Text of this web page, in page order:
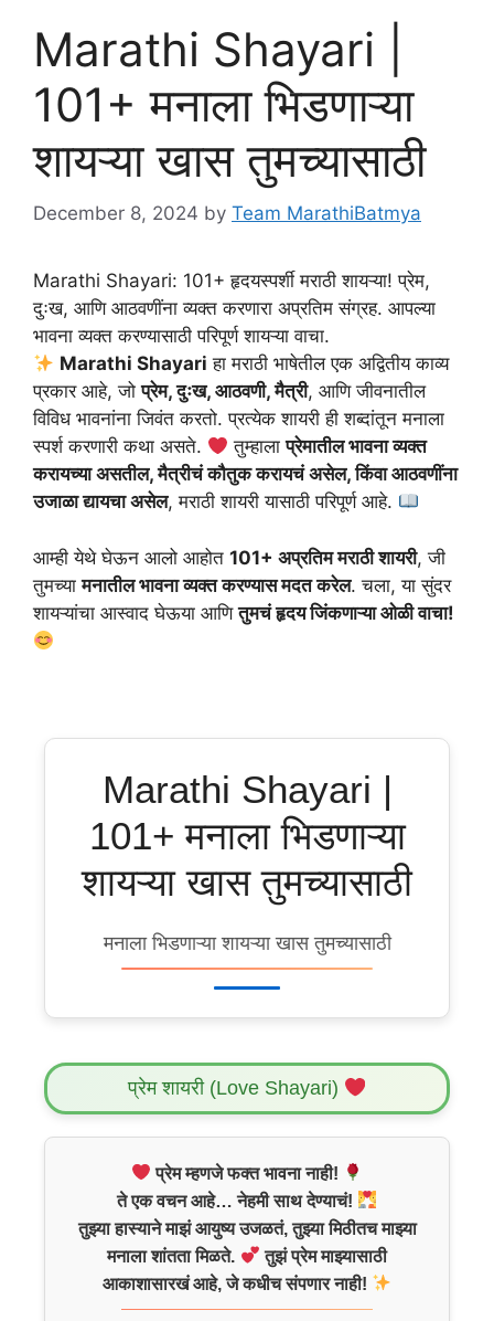
Marathi Shayari |
101+ मनाला भिडणाऱ्या
शायऱ्या खास तुमच्यासाठी
December 8, 2024 by Team MarathiBatmya
Marathi Shayari: 101+ हृदयस्पर्शी मराठी शायऱ्या! प्रेम,
दुःख, आणि आठवणींना व्यक्त करणारा अप्रतिम संग्रह. आपल्या
भावना व्यक्त करण्यासाठी परिपूर्ण शायऱ्या वाचा.
Marathi Shayari हा मराठी भाषेतील एक अद्वितीय काव्य
प्रकार आहे, जोप्रेम, दुःख, आठवणी, मैत्री, आणि जीवनातील
विविध भावनांना जिवंत करतो. प्रत्येक शायरी ही शब्दांतून मनाला
स्पर्श करणारी कथा असते.
तुम्हालाप्रेमातील भावना व्यक्त
करायच्या असतील, मैत्रीचं कौतुक करायचं असेल, किंवा आठवणींना
उजाळा द्यायचा असेल, मराठी शायरी यासाठी परिपूर्ण आहे.
आम्ही येथे घेऊन आलो आहोत 101+ अप्रतिम मराठी शायरी, जी
तुमच्यामनातील भावना व्यक्त करण्यास मदत करेल. चला, या सुंदर
शायऱ्यांचा आस्वाद घेऊया आणितुमचं हृदय जिंकणाऱ्या ओळी वाचा!
Marathi Shayari |
101+ मनाला भिडणाऱ्या
शायऱ्या खास तुमच्यासाठी
मनाला भिडणाऱ्या शायऱ्या खास तुमच्यासाठी
प्रेम शायरी (Love Shayari)
प्रेम म्हणजे फक्त भावना नाही!
ते एक वचन आहे… नेहमी साथ देण्याचं!
तुझ्या हास्याने माझं आयुष्य उजळतं, तुझ्या मिठीतच माझ्या
मनाला शांतता मिळते.
तुझं प्रेम माझ्यासाठी
आकाशासारखं आहे, जे कधीच संपणार नाही!